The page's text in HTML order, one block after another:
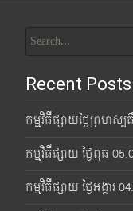
for:
Recent Posts
កម្មវិធីផ្សាយថ្ងៃព្រហស្
កម្មវិធីផ្សាយ ថ្ងៃពុធ
កម្មវិធីផ្សាយ ថ្ងៃអង្គារ